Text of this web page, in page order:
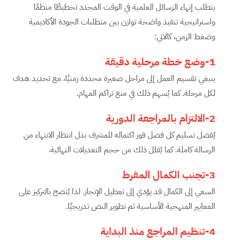
يتطلب إنهاء الرسائل العلمية في الوقت المحدد تخطيطًا منظمًا
واستراتيجية تنفيذ واضحة توازن بين متطلبات الجودة الأكاديمية
وضغط الزمن، كالاتي:
1-وضع خطة مرحلية دقيقة
ينبغي تقسيم العمل إلى مراحل صغيرة محددة زمنيًا، مع تحديد هدف
لكل مرحلة. كما يُسهم ذلك في منع تراكم المهام.
2-الالتزام بالمراجعة الدورية
يُفضل تسليم كل فصل فور اكتماله للمشرف بدل انتظار الانتهاء من
الرسالة كاملة. كما يُقلل ذلك من حجم التعديلات النهائية.
3-تجنب الكمال المفرط
السعي إلى الكمال قد يؤدي إلى تعطيل الإنجاز. لذا يُنصح بالتركيز على
المعايير المنهجية الأساسية ثم تطوير النص تدريجيًا.
4-تنظيم المراجع منذ البداية